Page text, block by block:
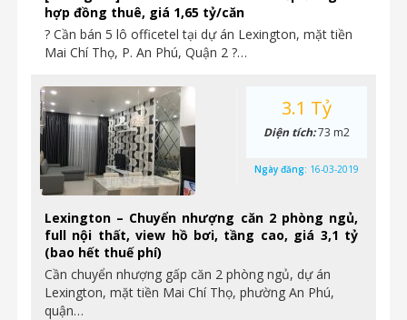
hợp đồng thuê, giá 1,65 tỷ/căn
? Cần bán 5 lô officetel tại dự án Lexington, mặt tiền
Mai Chí Thọ, P. An Phú, Quận 2 ?…
Lexington – Chuyển nhượng căn 2 phòng ngủ,
full nội thất, view hồ bơi, tầng cao, giá 3,1 tỷ
(bao hết thuế phí)
Cần chuyển nhượng gấp căn 2 phòng ngủ, dự án
Lexington, mặt tiền Mai Chí Thọ, phường An Phú,
quận…
3.1 Tỷ
Diện tích:73 m2
Ngày đăng: 16-03-2019